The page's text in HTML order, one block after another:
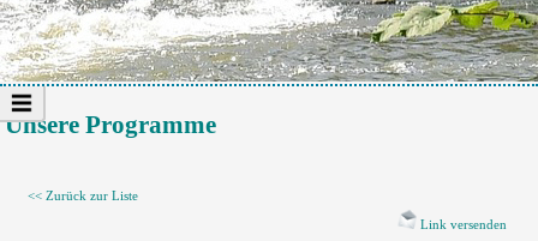
Unsere Programme
<< Zurück zur Liste
Link versenden